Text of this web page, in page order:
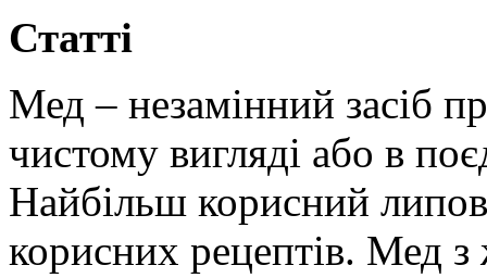
Статті
Мед – незамінний засіб
чистому вигляді або в
Найбільш корисний
корисних рецептів. Мед